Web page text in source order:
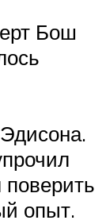
Бош
поверить
опыт.